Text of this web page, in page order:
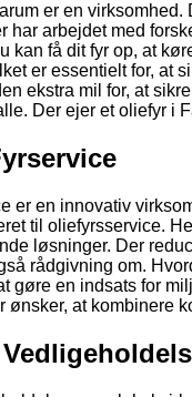
er en
har arbejdet med
kan få dit fyr op, at
er essentielt for, at
ekstra mil for, at
Der ejer et oliefyr i
er en innovativ
til oliefyrsservice.
løsninger. Der
rådgivning om.
gøre en indsats for
ønsker, at kombinere